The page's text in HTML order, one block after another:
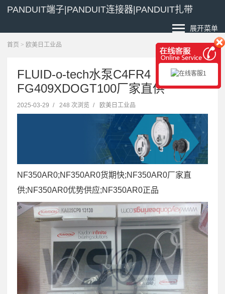
PANDUIT端子|PANDUIT连接器|PANDUIT扎带
展开菜单
首页 > 欧美日工业品
FLUID-o-tech水泵C4FR4
FG409XDOGT100厂家直供
2025-03-29 / 248 次浏览 / 欧美日工业品
NF350AR0;NF350AR0货期快;NF350AR0厂家直
供;NF350AR0优势供应;NF350AR0正品